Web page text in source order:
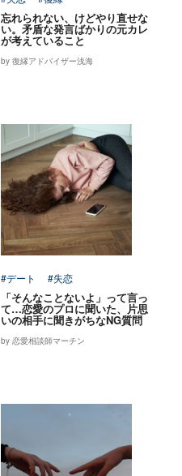
忘れられない、けどやり直せな
い。矛盾な発言ばかりの元カレ
が考えていること
by 復縁アドバイザー浅海
#デート #失恋
「そんなことないよ」って言っ
て…恋愛のプロに聞いた、片思
いの相手に聞きがちなNG質問
by 恋愛相談師マーチン